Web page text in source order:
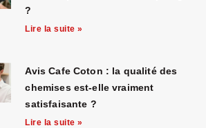
?
Lire la suite »
Avis Cafe Coton : la qualité des
chemises est-elle vraiment
satisfaisante ?
Lire la suite »